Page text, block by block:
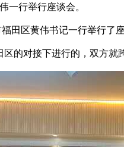
一行举行座谈会。
区黄伟书记一行举行了座
对接下进行的，双方就